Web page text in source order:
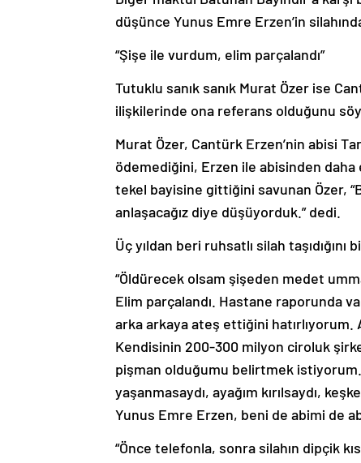
düşünce Yunus Emre Erzen’in
“Şişe ile vurdum, elim parçalandı”
Tutuklu sanık sanık Murat Özer ise
ilişkilerinde ona referans olduğunu
Murat Özer, Cantürk Erzen’nin abisi
ödemediğini, Erzen ile abisinden
tekel bayisine gittiğini savunan Özer,
anlaşacağız diye düşüyorduk.” dedi.
Üç yıldan beri ruhsatlı silah
“Öldürecek olsam şişeden medet
Elim parçalandı. Hastane raporunda
arka arkaya ateş ettiğini hatırlıyorum.
Kendisinin 200-300 milyon ciroluk
pişman olduğumu belirtmek
yaşanmasaydı, ayağım kırılsaydı,
Yunus Emre Erzen, beni de abimi de
“Önce telefonla, sonra silahın dipçik